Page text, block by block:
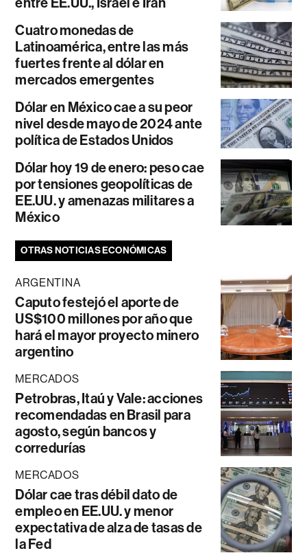
Cuatro monedas de
Latinoamérica, entre las más
fuertes frente al dólar en
mercados emergentes
Dólar en México cae a su peor
nivel desde mayo de 2024 ante
política de Estados Unidos
Dólar hoy 19 de enero: peso cae
por tensiones geopolíticas de
EE.UU. y amenazas militares a
México
OTRAS NOTICIAS ECONÓMICAS
ARGENTINA
Caputo festejó el aporte de
US$100 millones por año que
hará el mayor proyecto minero
argentino
MERCADOS
Petrobras, Itaú y Vale: acciones
recomendadas en Brasil para
agosto, según bancos y
corredurías
MERCADOS
Dólar cae tras débil dato de
empleo en EE.UU. y menor
expectativa de alza de tasas de
la Fed